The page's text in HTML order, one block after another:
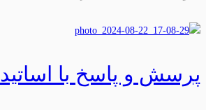
پرسش و پاسخ با اساتید